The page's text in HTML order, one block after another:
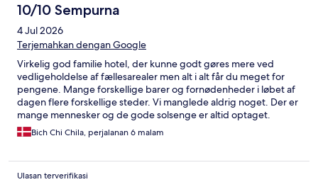
10/10 Sempurna
4 Jul 2026
Terjemahkan dengan Google
Virkelig god familie hotel, der kunne godt gøres mere ved
vedligeholdelse af fællesarealer men alt i alt får du meget for
pengene. Mange forskellige barer og fornødenheder i løbet af
dagen flere forskellige steder. Vi manglede aldrig noget. Der er
mange mennesker og de gode solsenge er altid optaget.
Bich Chi Chila, perjalanan 6 malam
Ulasan terverifikasi